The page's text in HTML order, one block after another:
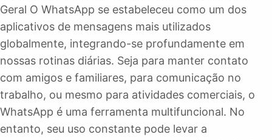
Geral O WhatsApp se estabeleceu como um dos
aplicativos de mensagens mais utilizados
globalmente, integrando-se profundamente em
nossas rotinas diárias. Seja para manter contato
com amigos e familiares, para comunicação no
trabalho, ou mesmo para atividades comerciais, o
WhatsApp é uma ferramenta multifuncional. No
entanto, seu uso constante pode levar a